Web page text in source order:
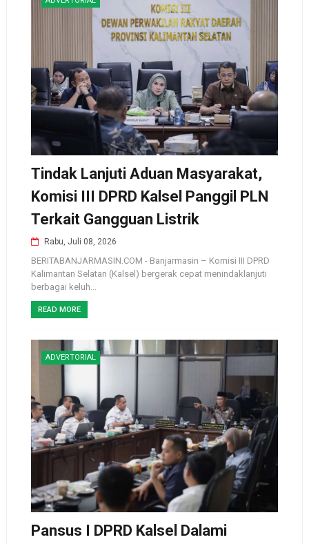
Tindak Lanjuti Aduan Masyarakat,
Komisi III DPRD Kalsel Panggil PLN
Terkait Gangguan Listrik
Rabu, Juli 08, 2026
BERITABANJARMASIN.COM - Banjarmasin – Komisi III DPRD
Kalimantan Selatan (Kalsel) bergerak cepat menindaklanjuti
berbagai keluh...
READ MORE
ADVERTORIAL
Pansus I DPRD Kalsel Dalami